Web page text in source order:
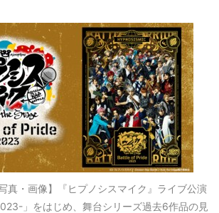
写真・画像】『ヒプノシスマイク』ライブ公演
」をはじめ、舞台シリーズ過去6作品の見